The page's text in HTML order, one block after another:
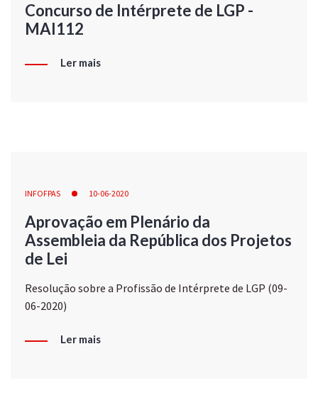
Concurso de Intérprete de LGP -
MAI112
Ler mais
INFOFPAS 10-06-2020
Aprovação em Plenário da
Assembleia da República dos Projetos
de Lei
Resolução sobre a Profissão de Intérprete de LGP (09-
06-2020)
Ler mais